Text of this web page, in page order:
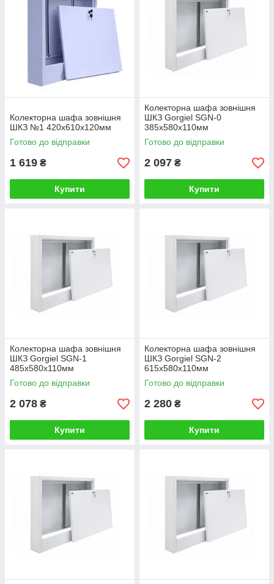
Колекторна шафа зовнішня
ШКЗ №1 420х610х120мм
Готово до відправки
1 619 ₴
Купити
Колекторна шафа зовнішня
ШКЗ Gorgiel SGN-0
385х580х110мм
Готово до відправки
2 097 ₴
Купити
Колекторна шафа зовнішня
ШКЗ Gorgiel SGN-1
485х580х110мм
Готово до відправки
2 078 ₴
Купити
Колекторна шафа зовнішня
ШКЗ Gorgiel SGN-2
615х580х110мм
Готово до відправки
2 280 ₴
Купити